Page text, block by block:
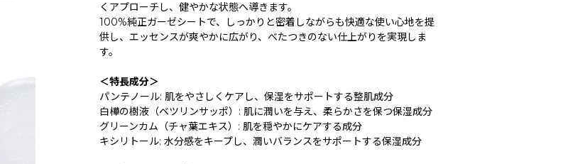
くアプローチし、健やかな状態へ導きます。
100%純正ガーゼシートで、しっかりと密着しながらも快適な使い心地を提
供し、エッセンスが爽やかに広がり、べたつきのない仕上がりを実現しま
す。
＜特長成分＞
パンテノール: 肌をやさしくケアし、保湿をサポートする整肌成分
白樺の樹液（ベツリンサッポ）: 肌に潤いを与え、柔らかさを保つ保湿成分
グリーンカム（チャ葉エキス）: 肌を穏やかにケアする成分
キシリトール: 水分感をキープし、潤いバランスをサポートする保湿成分